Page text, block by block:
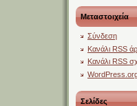
Μεταστοιχεία
Σύνδεση
Κανάλι RSS
Κανάλι RSS
Σελίδες